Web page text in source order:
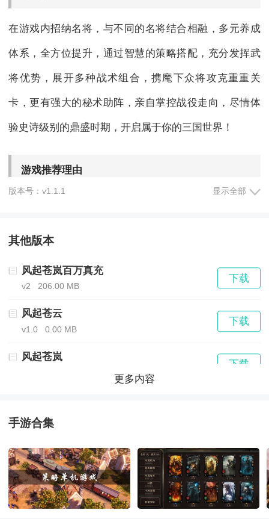
在游戏内招纳名将，与不同的名将结合相融，多元养成
体系，全方位提升，通过智慧的策略搭配，充分发挥武
将优势，展开多种战术组合，携麾下众将攻克重重关
卡，更有强大的秘术助阵，亲自掌控战役走向，尽情体
验史诗级别的鼎盛时期，开启属于你的三国世界！
游戏推荐理由
2、精彩纷呈的故事，跌宕起伏的剧情任务，让你置身其
中，无法自拔。
3、三国厮杀畅爽对决，真实的3d战场体验恢宏震撼的万
1、带领三国武将们自由冲锋，参与更多的完美热血比拼
情意，完成我们的热血任务挑战。
2、带来了一场热血恢弘的竞技天地，面对多方面的势力
发展，开启我们的专属乱世争霸。
版本号：v1.1.1 显示全部
其他版本
风起苍岚百万真充
v2 206.00 MB
下载
风起苍云
v1.0 0.00 MB
下载
风起苍岚
下载
v2 196.00 MB
v1.0.2 245.30 MB
下载
风起苍岚（BT-3折全阵容SSR）
v1.0 753.67 MB
下载
更多内容
手游合集